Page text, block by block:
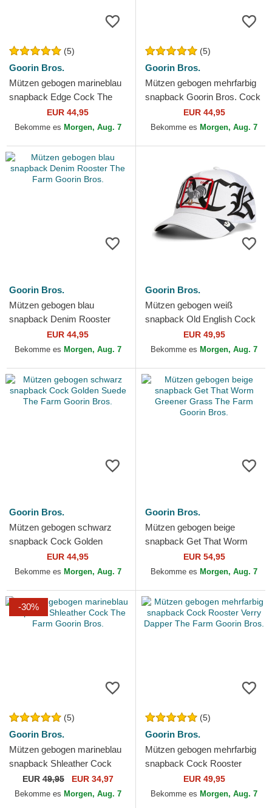
(5)
Goorin Bros.
Mützen gebogen marineblau
snapback Edge Cock The
Farm Goorin Bros.
EUR 44,95
Bekomme es Morgen, Aug. 7
(5)
Goorin Bros.
Mützen gebogen mehrfarbig
snapback Goorin Bros. Cock
Team Rooster Original
Recipe Team Pride The...
EUR 44,95
Bekomme es Morgen, Aug. 7
Goorin Bros.
Mützen gebogen blau
snapback Denim Rooster
The Farm Goorin Bros.
EUR 44,95
Bekomme es Morgen, Aug. 7
Goorin Bros.
Mützen gebogen weiß
snapback Old English Cock
The Farm Goorin Bros.
EUR 49,95
Bekomme es Morgen, Aug. 7
Goorin Bros.
Mützen gebogen schwarz
snapback Cock Golden
Suede The Farm Goorin
Bros.
EUR 44,95
Bekomme es Morgen, Aug. 7
Goorin Bros.
Mützen gebogen beige
snapback Get That Worm
Greener Grass The Farm
Goorin Bros.
EUR 54,95
Bekomme es Morgen, Aug. 7
-30%
(5)
Goorin Bros.
Mützen gebogen marineblau
snapback Shleather Cock
The Farm Goorin Bros.
EUR49,95 EUR 34,97
Bekomme es Morgen, Aug. 7
(5)
Goorin Bros.
Mützen gebogen mehrfarbig
snapback Cock Rooster
Verry Dapper The Farm
Goorin Bros.
EUR 49,95
Bekomme es Morgen, Aug. 7